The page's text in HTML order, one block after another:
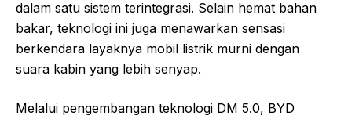
dalam satu sistem terintegrasi. Selain hemat bahan
bakar, teknologi ini juga menawarkan sensasi
berkendara layaknya mobil listrik murni dengan
suara kabin yang lebih senyap.
Melalui pengembangan teknologi DM 5.0, BYD